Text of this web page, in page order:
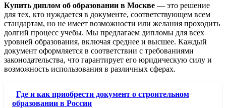
Купить диплом об образовании в Москве — это решение
для тех, кто нуждается в документе, соответствующем всем
стандартам, но не имеет возможности или желания проходить
долгий процесс учебы. Мы предлагаем дипломы для всех
уровней образования, включая среднее и высшее. Каждый
документ оформляется в соответствии с требованиями
законодательства, что гарантирует его юридическую силу и
возможность использования в различных сферах.
Где и как приобрести документ о строительном
образовании в России